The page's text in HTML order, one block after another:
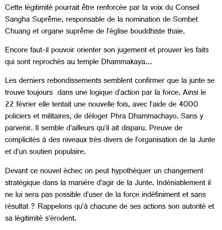
Cette légitimité pourrait être renforcée par la voix du Conseil
Sangha Suprême, responsable de la nomination de Sombet
Chuang et organe suprême de l’église bouddhiste thaïe.
Encore faut-il pouvoir orienter son jugement et prouver les faits
qui sont reprochés au temple Dhammakaya…
Les derniers rebondissements semblent confirmer que la junte se
trouve toujours dans une logique d’action par la force. Ainsi le
22 février elle tentait une nouvelle fois, avec l’aide de 4000
policiers et militaires, de déloger Phra Dhammachayo. Sans y
parvenir. Il semble d’ailleurs qu’il ait disparu. Preuve de
complicités à des niveaux très divers de l’organisation de la Junte
et d’un soutien populaire.
Devant ce nouvel échec on peut hypothéquer un changement
stratégique dans la manière d’agir de la Junte. Indéniablement il
ne lui sera pas possible d’user de la force indéfiniment et sans
résultat ? Rappelons qu’à chacune de ses actions son autorité et
sa légitimité s’érodent.